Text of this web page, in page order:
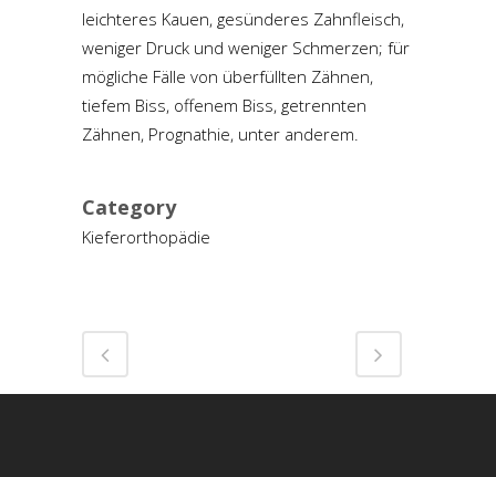
leichteres Kauen, gesünderes Zahnfleisch,
weniger Druck und weniger Schmerzen; für
mögliche Fälle von überfüllten Zähnen,
tiefem Biss, offenem Biss, getrennten
Zähnen, Prognathie, unter anderem.
Category
Kieferorthopädie